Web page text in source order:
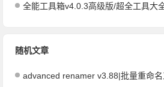
全能工具箱v4.0.3高级版/超全工具大
随机文章
advanced renamer v3.88|批量重命